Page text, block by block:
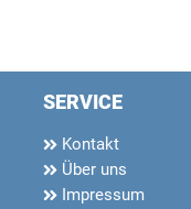
SERVICE
Kontakt
Über uns
Impressum